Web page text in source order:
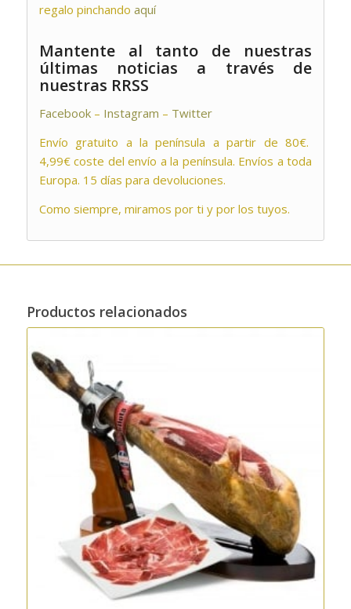
regalo pinchando aquí
Mantente al tanto de nuestras
últimas noticias a través de
nuestras RRSS
Facebook– Instagram – Twitter
Envío gratuito a la península a partir de 80€.
4,99€ coste del envío a la península. Envíos a toda
Europa. 15 días para devoluciones.
Como siempre, miramos por ti y por los tuyos.
Productos relacionados